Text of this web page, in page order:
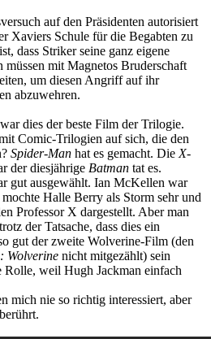
auf den Präsidenten autorisiert
Xaviers Schule für die Begabten zu
dass Striker seine ganz eigene
mit Magnetos Bruderschaft
um diesen Angriff auf ihr
abzuwehren.
dies der beste Film der Trilogie.
Comic-Trilogien auf sich, die den
Spider-Man hat es gemacht. Die X-
der diesjährige Batman tat es.
gut ausgewählt. Ian McKellen war
Halle Berry als Storm sehr und
Professor X dargestellt. Aber man
der Tatsache, dass dies ein
gut der zweite Wolverine-Film (den
Wolverine nicht mitgezählt) sein
Rolle, weil Hugh Jackman einfach
mich nie so richtig interessiert, aber